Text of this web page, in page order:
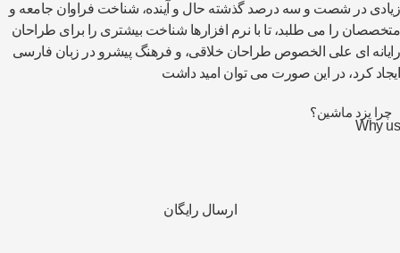
زیادی در شصت و سه درصد گذشته حال و آینده، شناخت فراوان جامعه و
متخصصان را می طلبد، تا با نرم افزارها شناخت بیشتری را برای طراحان
رایانه ای علی الخصوص طراحان خلاقی، و فرهنگ پیشرو در زبان فارسی
ایجاد کرد، در این صورت می توان امید داشت
چرا یزد ماشین؟
Why us
ارسال رایگان